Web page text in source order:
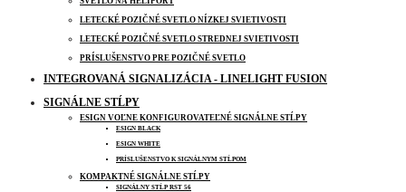
LETECKÉ POZIČNÉ SVETLO NÍZKEJ SVIETIVOSTI
LETECKÉ POZIČNÉ SVETLO STREDNEJ SVIETIVOSTI
PRÍSLUŠENSTVO PRE POZIČNÉ SVETLO
INTEGROVANÁ SIGNALIZÁCIA - LINELIGHT FUSION
SIGNÁLNE STĹPY
ESIGN VOĽNE KONFIGUROVATEĽNÉ SIGNÁLNE STĹPY
ESIGN BLACK
ESIGN WHITE
PRÍSLUŠENSTVO K SIGNÁLNYM STĹPOM
KOMPAKTNÉ SIGNÁLNE STĹPY
SIGNÁLNY STĹP RST 56